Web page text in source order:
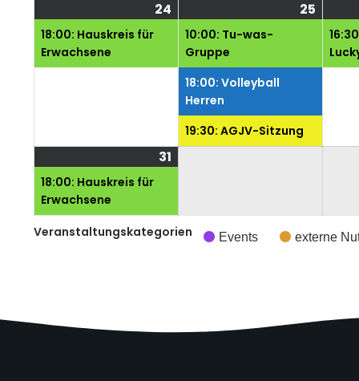
24
August
2026
Veranstaltung)
18:00: Hauskreis für
Erwachsene
25
2026
10:00: Tu-was-
Gruppe
18:00: Volleyball
Herren
19:30: AGJV-Sitzung
31
18:00: Hauskreis für
Erwachsene
Veranstaltungskategorien
Events externe